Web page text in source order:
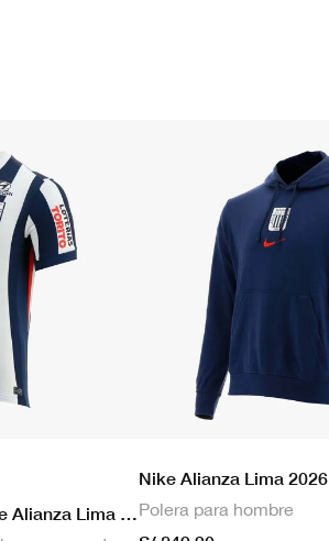
Nike Camiseta Hombre Alianza Lima 2026 Local
Nike Alianza Lima 2026
Polera para hombre